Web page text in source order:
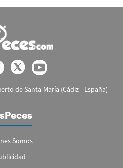
de Santa María (Cádiz - España)
Somos